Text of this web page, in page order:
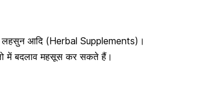
लहसुन आदि (Herbal Supplements)।
में बदलाव महसूस कर सकते हैं।